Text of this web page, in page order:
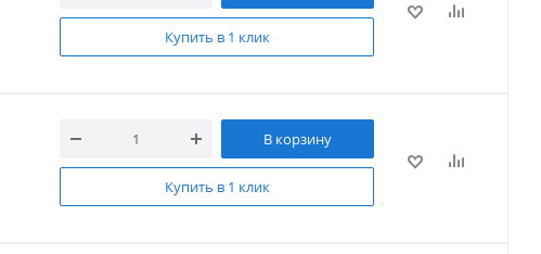
Купить в 1 клик
В корзину
Купить в 1 клик